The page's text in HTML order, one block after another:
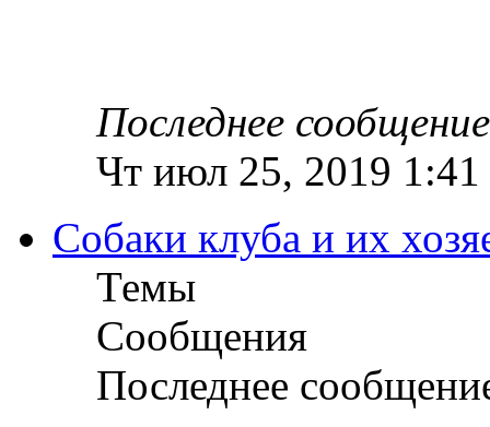
Последнее сообщение
Чт июл 25, 2019 1:41
Собаки клуба и их
Темы
Сообщения
Последнее